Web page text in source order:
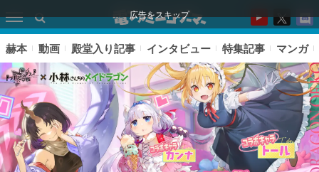
広告をスキップ
赫本 動画 殿堂入り記事 インタビュー 特集記事 マンガ